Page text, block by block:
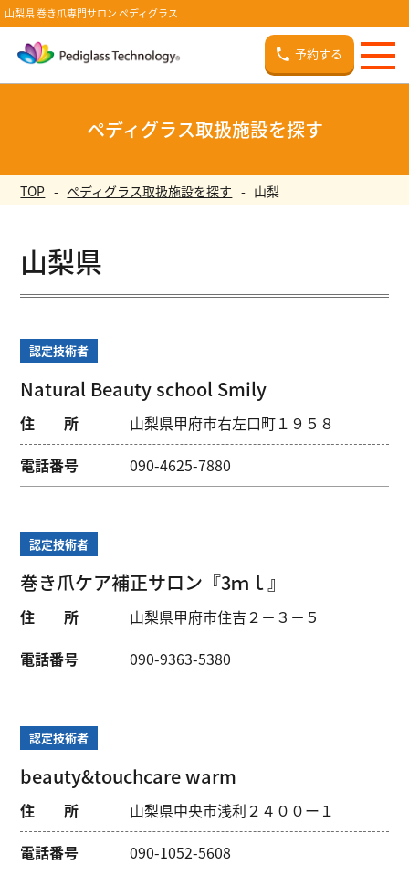
山梨県 巻き爪専門サロン ペディグラス
予約する
ペディグラス取扱施設を探す
TOP ペディグラス取扱施設を探す 山梨
山梨県
認定技術者
Natural Beauty school Smily
住 所
山梨県甲府市右左口町１９５８
電話番号
090-4625-7880
認定技術者
巻き爪ケア補正サロン『3ｍｌ』
住 所
山梨県甲府市住吉２－３－５
電話番号
090-9363-5380
認定技術者
beauty&touchcare warm
住 所
山梨県中央市浅利２４００ー１
電話番号
090-1052-5608